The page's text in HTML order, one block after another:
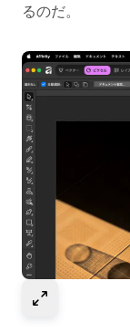
るのだ。